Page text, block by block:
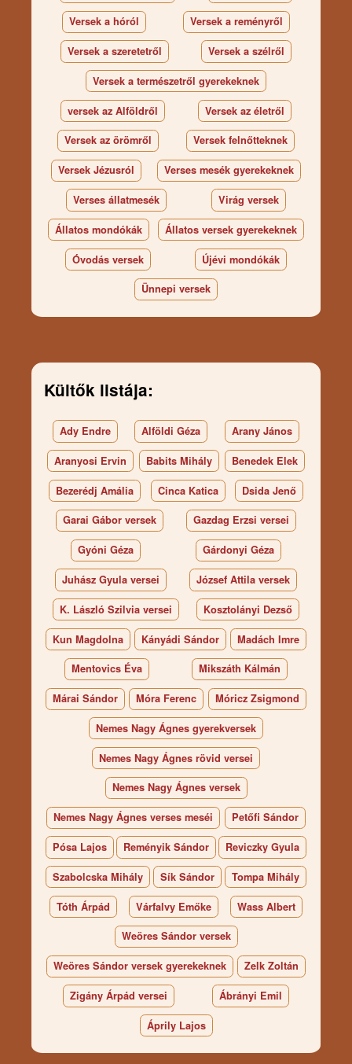
Versek a hóról Versek a reményről
Versek a szeretetről Versek a szélről
Versek a természetről gyerekeknek
versek az Alföldről Versek az életről
Versek az örömről Versek felnőtteknek
Versek Jézusról Verses mesék gyerekeknek
Verses állatmesék Virág versek
Állatos mondókák Állatos versek gyerekeknek
Óvodás versek Újévi mondókák
Ünnepi versek
Kültők listája:
Ady Endre Alföldi Géza Arany János
Aranyosi Ervin Babits Mihály Benedek Elek
Bezerédj Amália Cinca Katica Dsida Jenő
Garai Gábor versek Gazdag Erzsi versei
Gyóni Géza Gárdonyi Géza
Juhász Gyula versei József Attila versek
K. László Szilvia versei Kosztolányi Dezső
Kun Magdolna Kányádi Sándor Madách Imre
Mentovics Éva Mikszáth Kálmán
Márai Sándor Móra Ferenc Móricz Zsigmond
Nemes Nagy Ágnes gyerekversek
Nemes Nagy Ágnes rövid versei
Nemes Nagy Ágnes versek
Nemes Nagy Ágnes verses meséi Petőfi Sándor
Pósa Lajos Reményik Sándor Reviczky Gyula
Szabolcska Mihály Sík Sándor Tompa Mihály
Tóth Árpád Várfalvy Emőke Wass Albert
Weöres Sándor versek
Weöres Sándor versek gyerekeknek Zelk Zoltán
Zigány Árpád versei Ábrányi Emil
Áprily Lajos